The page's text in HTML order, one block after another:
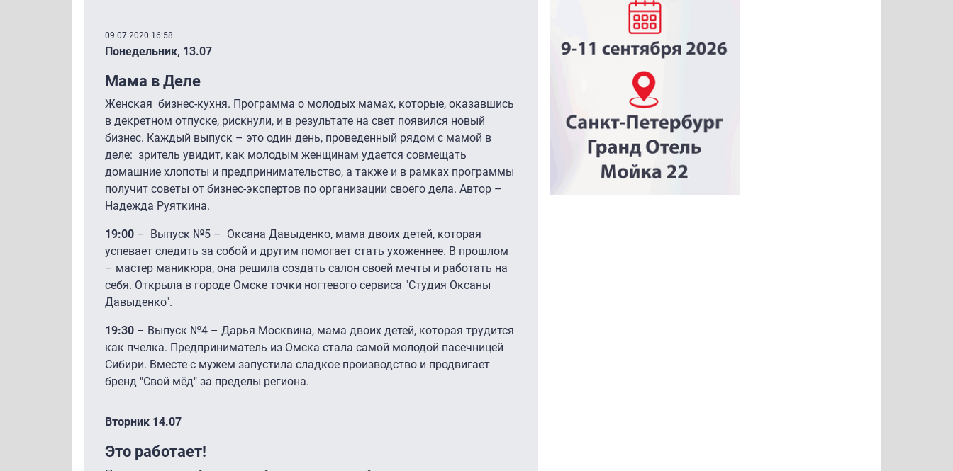
09.07.2020 16:58
Понедельник, 13.07
Мама в Деле
Женская бизнес-кухня. Программа о молодых мамах, которые, оказавшись
в декретном отпуске, рискнули, и в результате на свет появился новый
бизнес. Каждый выпуск – это один день, проведенный рядом с мамой в
деле: зритель увидит, как молодым женщинам удается совмещать
домашние хлопоты и предпринимательство, а также и в рамках программы
получит советы от бизнес-экспертов по организации своего дела. Автор –
Надежда Руяткина.
19:00 – Выпуск №5 – Оксана Давыденко, мама двоих детей, которая
успевает следить за собой и другим помогает стать ухоженнее. В прошлом
– мастер маникюра, она решила создать салон своей мечты и работать на
себя. Открыла в городе Омске точки ногтевого сервиса "Студия Оксаны
Давыденко".
19:30 – Выпуск №4 – Дарья Москвина, мама двоих детей, которая трудится
как пчелка. Предприниматель из Омска стала самой молодой пасечницей
Сибири. Вместе с мужем запустила сладкое производство и продвигает
бренд "Свой мёд" за пределы региона.
Вторник 14.07
Это работает!